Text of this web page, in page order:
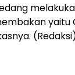
yaitu